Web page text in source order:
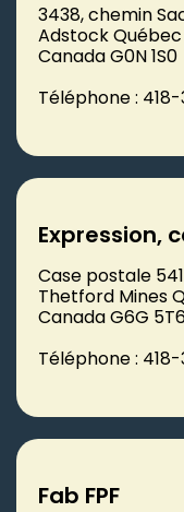
3438, chemin
Adstock Québec
Canada G0N 1S0
Téléphone :
Expression,
Case postale 541
Thetford Mines
Canada G6G
Téléphone :
Fab FPF